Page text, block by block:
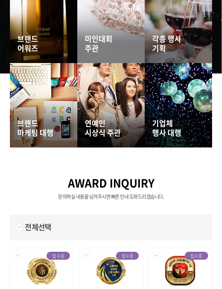
브랜드
어워즈
미인대회
주관
각종 행사
기획
브랜드
마케팅 대행
연예인
시상식 주관
기업체
행사 대행
AWARD INQUIRY
문의하실 내용을 남겨주시면 빠른 안내 도와드리겠습니다.
전체선택
접수중 접수중 접수중